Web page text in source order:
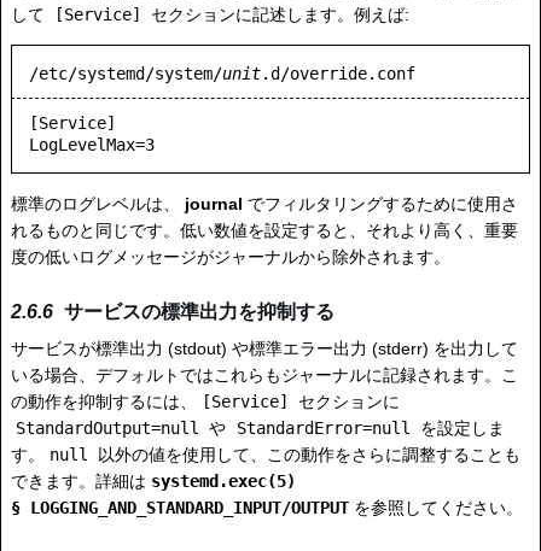
して
[Service] セクションに記述します。例えば:
/etc/systemd/system/unit.d/override.conf
[Service]
LogLevelMax=3
標準のログレベルは、 journal でフィルタリングするために使用さ
れるものと同じです。低い数値を設定すると、それより高く、重要
度の低いログメッセージがジャーナルから除外されます。
サービスの標準出力を抑制する
サービスが標準出力 (stdout) や標準エラー出力 (stderr) を出力して
いる場合、デフォルトではこれらもジャーナルに記録されます。こ
の動作を抑制するには、
[Service]
セクションに
StandardOutput=null
や StandardError=null
を設定しま
す。
null
以外の値を使用して、この動作をさらに調整することも
できます。詳細は systemd.exec(5)
§ LOGGING_AND_STANDARD_INPUT/OUTPUT を参照してください。